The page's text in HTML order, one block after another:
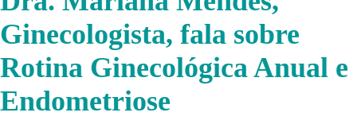
Ginecologista, fala sobre
Rotina Ginecológica Anual e
Endometriose